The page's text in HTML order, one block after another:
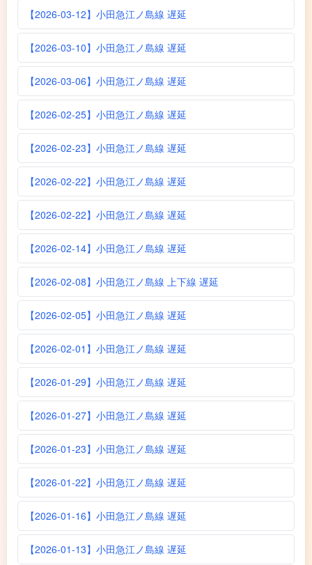
【2026-03-12】小田急江ノ島線 遅延
【2026-03-10】小田急江ノ島線 遅延
【2026-03-06】小田急江ノ島線 遅延
【2026-02-25】小田急江ノ島線 遅延
【2026-02-23】小田急江ノ島線 遅延
【2026-02-22】小田急江ノ島線 遅延
【2026-02-22】小田急江ノ島線 遅延
【2026-02-14】小田急江ノ島線 遅延
【2026-02-08】小田急江ノ島線 上下線 遅延
【2026-02-05】小田急江ノ島線 遅延
【2026-02-01】小田急江ノ島線 遅延
【2026-01-29】小田急江ノ島線 遅延
【2026-01-27】小田急江ノ島線 遅延
【2026-01-23】小田急江ノ島線 遅延
【2026-01-22】小田急江ノ島線 遅延
【2026-01-16】小田急江ノ島線 遅延
【2026-01-13】小田急江ノ島線 遅延